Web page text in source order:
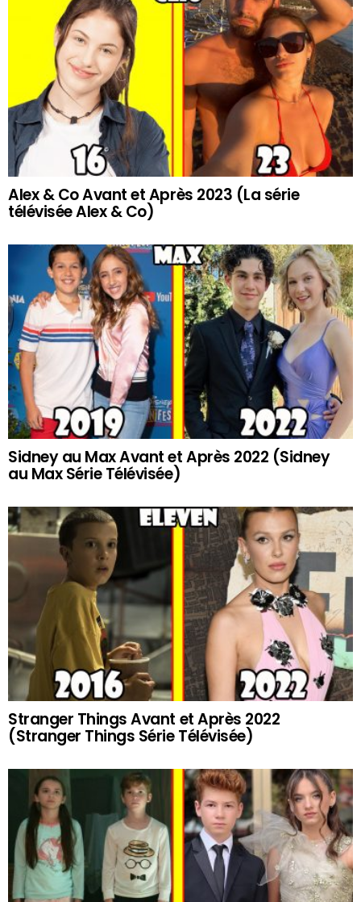
Alex & Co Avant et Après 2023 (La série
télévisée Alex & Co)
Sidney au Max Avant et Après 2022 (Sidney
au Max Série Télévisée)
Stranger Things Avant et Après 2022
(Stranger Things Série Télévisée)